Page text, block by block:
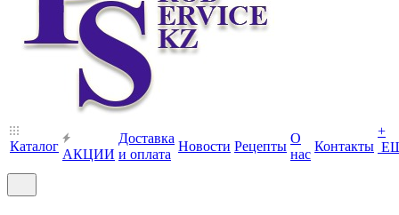
Каталог
АКЦИИ
Доставка
и оплата
Новости Рецепты
О
нас
Контакты
+